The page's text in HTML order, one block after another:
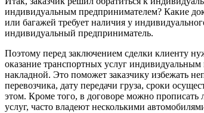
индивидуальным предпринимателем? Какие
или багажей требует наличия у
индивидуальный предприниматель.
Поэтому перед заключением сделки клиенту
оказание транспортных услуг
накладной. Это поможет заказчику избежать
перевозчика, дату передачи груза, сроки
этом. Кроме того, в договоре можно
услуг, часто владеют несколькими